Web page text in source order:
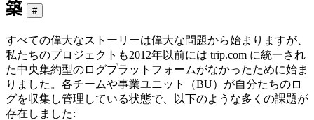
築
#
すべての偉大なストーリーは偉大な問題から始まりますが、
私たちのプロジェクトも2012年以前には trip.com に統一され
た中央集約型のログプラットフォームがなかったために始ま
りました。各チームや事業ユニット（BU）が自分たちのロ
グを収集し管理している状態で、以下のような多くの課題が
存在しました: